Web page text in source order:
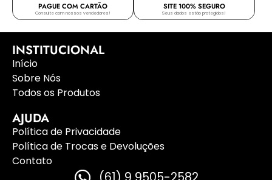
PAGUE COM CARTÃO
Consulte com nossos vendedores!
SITE 100% SEGURO
Seus dados estão protegidos!
INSTITUCIONAL
Início
Sobre Nós
Todos os Produtos
AJUDA
Política de Privacidade
Política de Trocas e Devoluções
Contato